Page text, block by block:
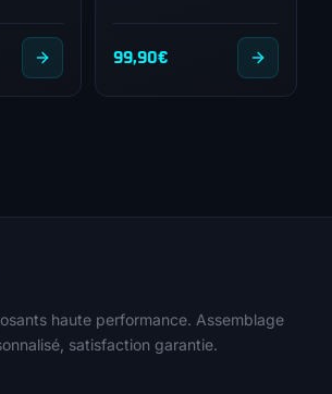
99,90€
haute performance. Assemblage
satisfaction garantie.